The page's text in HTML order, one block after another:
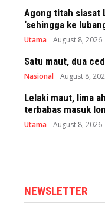
Agong titah siasat
‘sehingga ke
Utama August 8, 2026
Satu maut, dua
Nasional August 8,
Lelaki maut, lima
terbabas masuk
Utama August 8, 2026
NEWSLETTER